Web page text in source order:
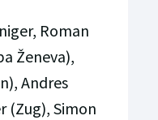
Roman
Ženeva),
Andres
(Zug), Simon